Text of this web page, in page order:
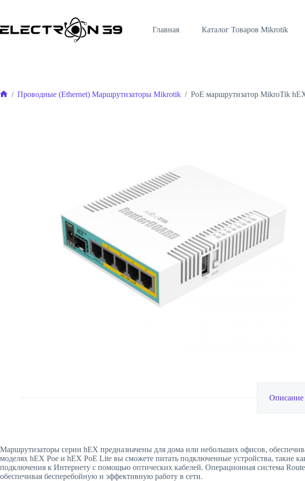
Главная
Каталог Товаров Mikrotik
/ Проводные (Ethernet) Маршрутизаторы Mikrotik / PoE маршрутизатор MikroTik
Описание
Маршрутизаторы серии hEX предназначены для дома или небольших офисов,
моделях hEX Poe и hEX PoE Lite вы сможете питать подключенные устройства, такие
подключения к Интернету с помощью оптических кабелей. Операционная система
обеспечивая бесперебойную и эффективную работу в сети.